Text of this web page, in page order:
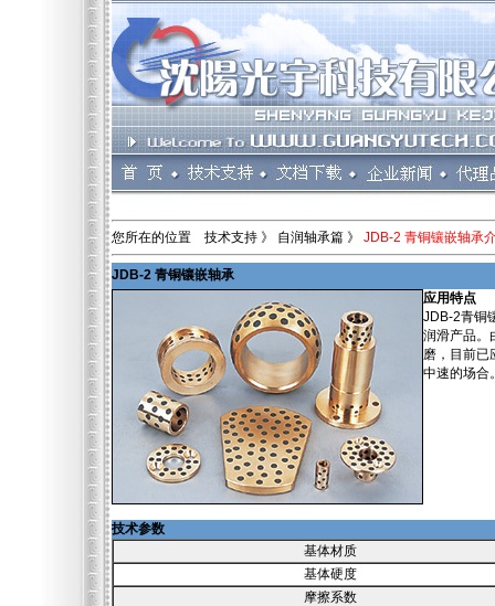
您所在的位置 技术支持 》 自润轴承篇 》 JDB-2 青铜镶嵌轴承
JDB-2 青铜镶嵌轴承
应用特点
JDB-2青铜
润滑产品。
磨，目前已
中速的场合
技术参数
基体材质
基体硬度
摩擦系数